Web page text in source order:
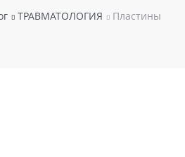
ТРАВМАТОЛОГИЯ Пластины